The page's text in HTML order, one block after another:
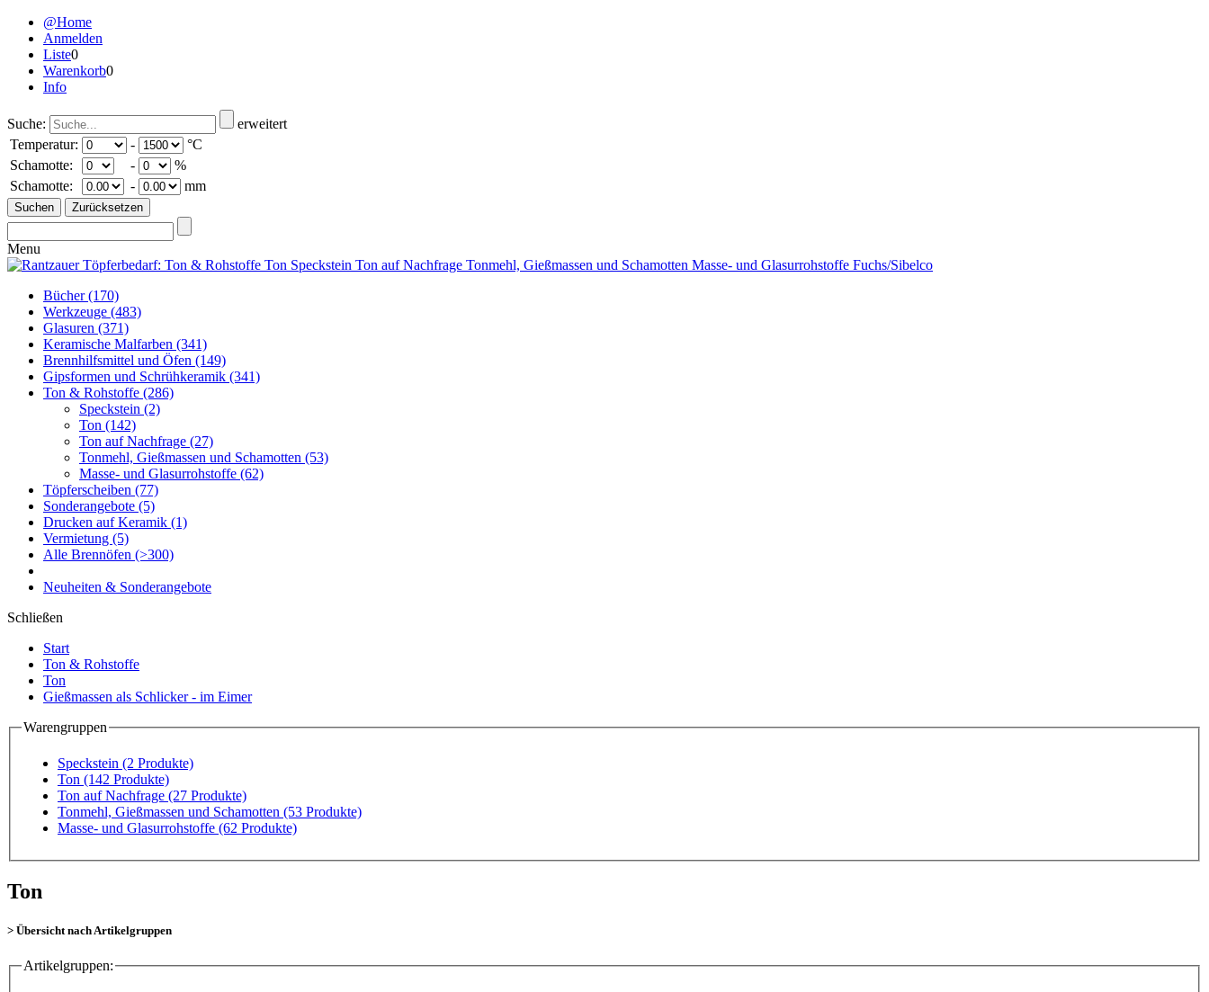
@Home
Anmelden
Liste0
Warenkorb0
Info
Suche:
erweitert
Temperatur:
-
°C
Schamotte:
-
%
Schamotte:
- mm
Menu
Bücher(170)
Werkzeuge (483)
Glasuren (371)
Keramische Malfarben (341)
Brennhilfsmittel und Öfen (149)
Gipsformen und Schrühkeramik (341)
Ton & Rohstoffe (286)
Speckstein (2)
Ton (142)
Ton auf Nachfrage (27)
Tonmehl, Gießmassen und Schamotten (53)
Masse- und Glasurrohstoffe (62)
Töpferscheiben (77)
Sonderangebote (5)
Drucken auf Keramik (1)
Vermietung (5)
Alle Brennöfen (>300)
Neuheiten & Sonderangebote
Schließen
Start
Ton & Rohstoffe
Ton
Gießmassen als Schlicker - im Eimer
Warengruppen
Speckstein (2 Produkte)
Ton (142 Produkte)
Ton auf Nachfrage (27 Produkte)
Tonmehl, Gießmassen und Schamotten (53 Produkte)
Masse- und Glasurrohstoffe (62 Produkte)
Ton
> Übersicht nach Artikelgruppen
Artikelgruppen: